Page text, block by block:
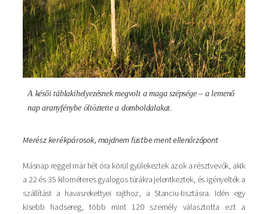
A késői táblakihelyezésnek megvolt a maga szépsége – a lemenő
nap aranyfénybe öltöztette a domboldalakat.
Merész kerékpárosok, majdnem füstbe ment ellenőrzőpont
Másnap reggel már hét óra körül gyülekeztek azok a résztvevők, akik
a 22 és 35 kilométeres gyalogos túrákra jelentkeztek, és igényelték a
szállítást a havasrekettyei rajthoz, a Stanciu-tisztásra. Idén egy
kisebb hadsereg, több mint 120 személy választotta ezt a